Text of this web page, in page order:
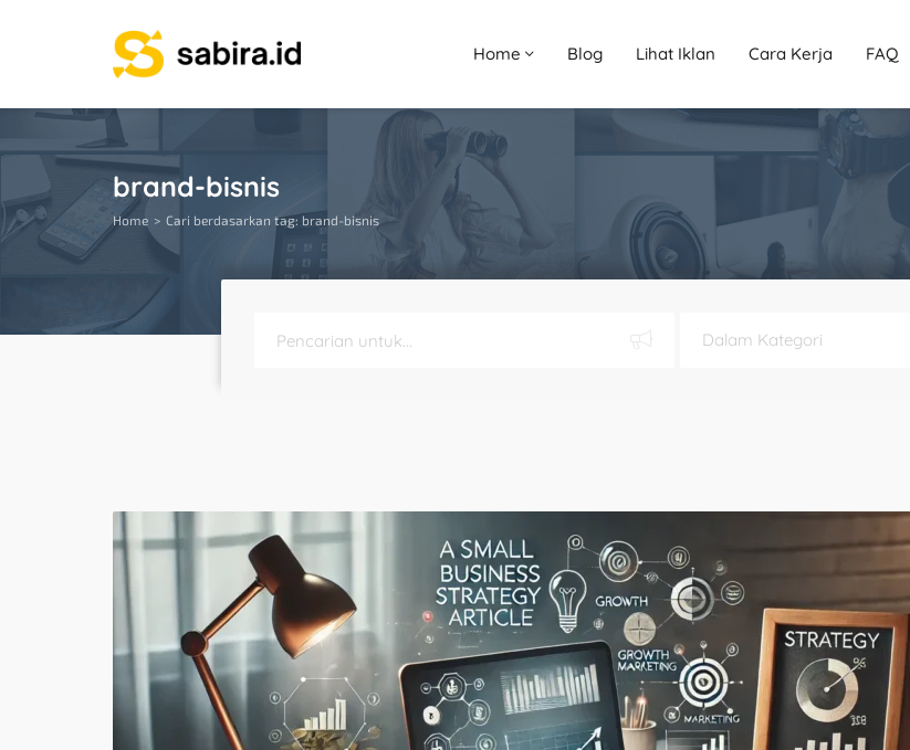
Home Blog Lihat Iklan Cara Kerja FAQ
brand-bisnis
Home Cari berdasarkan tag: brand-bisnis